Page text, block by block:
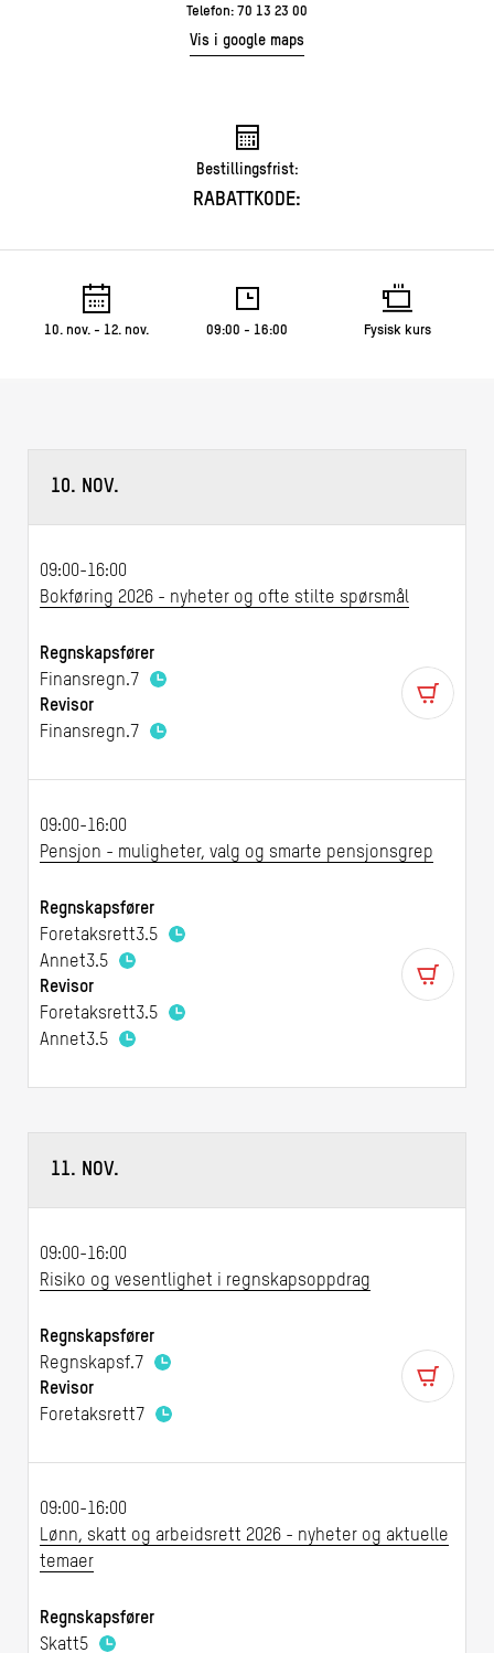
Telefon: 70 13 23 00
Vis i google maps
Bestillingsfrist:
RABATTKODE:
10. nov. - 12. nov. 09:00 - 16:00 Fysisk kurs
10. NOV.
09:00-16:00
Bokføring 2026 - nyheter og ofte stilte spørsmål
Regnskapsfører
Finansregn.7
Revisor
Finansregn.7
09:00-16:00
Pensjon - muligheter, valg og smarte pensjonsgrep
Regnskapsfører
Foretaksrett3.5
Annet3.5
Revisor
Foretaksrett3.5
Annet3.5
11. NOV.
09:00-16:00
Risiko og vesentlighet i regnskapsoppdrag
Regnskapsfører
Regnskapsf.7
Revisor
Foretaksrett7
09:00-16:00
Lønn, skatt og arbeidsrett 2026 - nyheter og aktuelle
temaer
Regnskapsfører
Skatt5